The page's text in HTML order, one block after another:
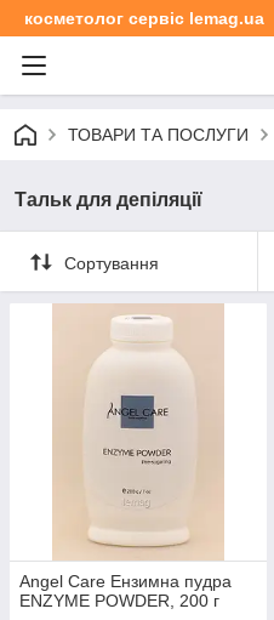
косметолог сервіс lemag.ua
ТОВАРИ ТА ПОСЛУГИ
Тальк для депіляції
Сортування
Angel Care Ензимна пудра
ENZYME POWDER, 200 г